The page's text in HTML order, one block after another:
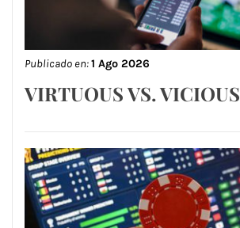
Publicado en:1 Ago 2026
VIRTUOUS VS. VICIOUS